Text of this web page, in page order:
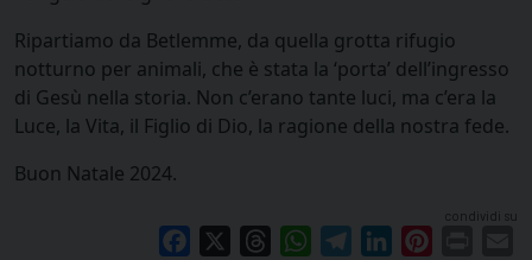
Ripartiamo da Betlemme, da quella grotta rifugio
notturno per animali, che è stata la ‘porta’ dell’ingresso
di Gesù nella storia. Non c’erano tante luci, ma c’era la
Luce, la Vita, il Figlio di Dio, la ragione della nostra fede.
Buon Natale 2024.
condividi su
Facebook ThreadsWhatsAppTelegramLinkedIn